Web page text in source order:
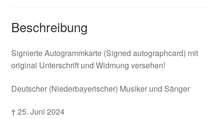
Beschreibung
Signierte Autogrammkarte (Signed autographcard) mit
original Unterschrift und Widmung versehen!
Deutscher (Niederbayerischer) Musiker und Sänger
† 25. Juni 2024